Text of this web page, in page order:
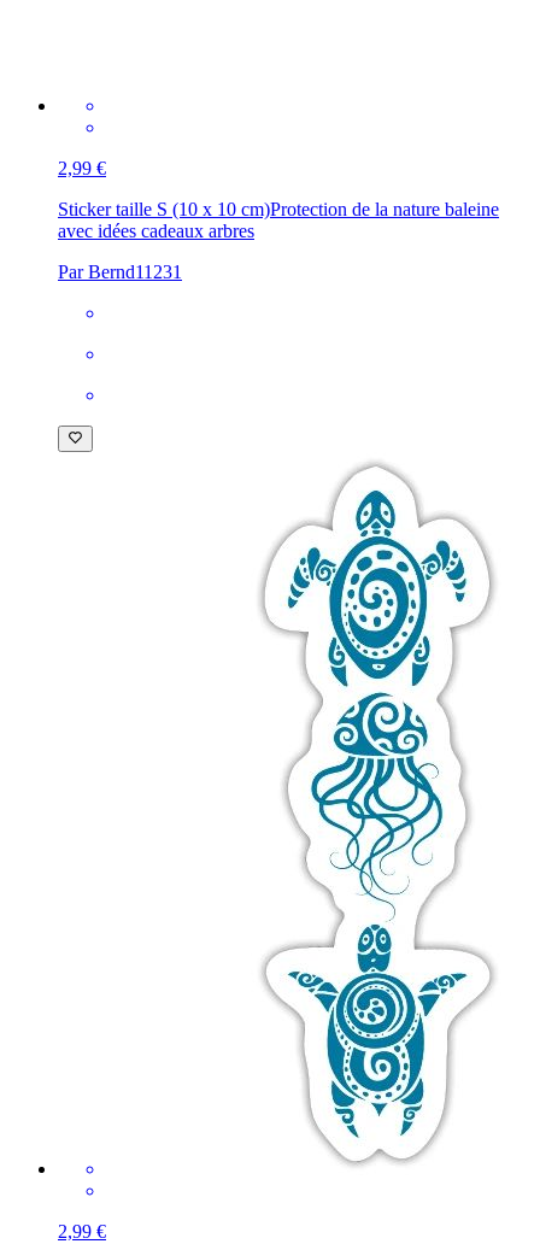
2,99 €
Sticker taille S (10 x 10 cm)Protection de la nature baleine
avec idées cadeaux arbres
Par Bernd11231
2,99 €